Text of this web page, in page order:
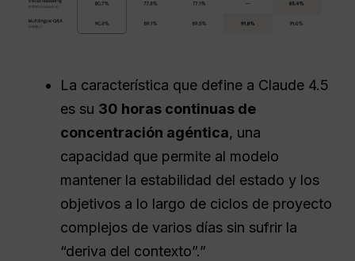
La característica que define a Claude 4.5
es su 30 horas continuas de
concentración agéntica, una
capacidad que permite al modelo
mantener la estabilidad del estado y los
objetivos a lo largo de ciclos de proyecto
complejos de varios días sin sufrir la
“deriva del contexto”.”